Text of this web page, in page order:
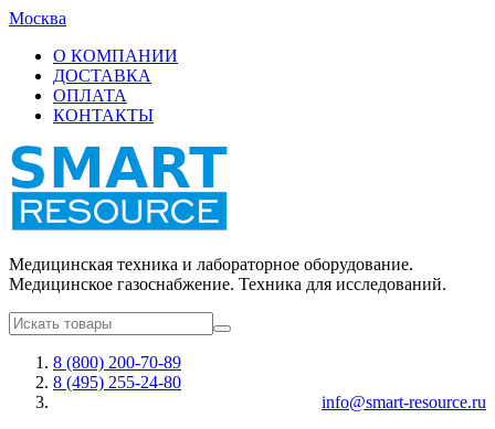
Москва
О КОМПАНИИ
ДОСТАВКА
ОПЛАТА
КОНТАКТЫ
Медицинская техника и лабораторное оборудование.
Медицинское газоснабжение. Техника для исследований.
8 (800) 200-70-89
8 (495) 255-24-80
info@smart-resource.ru